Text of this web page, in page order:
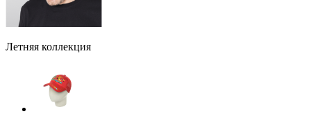
Летняя коллекция